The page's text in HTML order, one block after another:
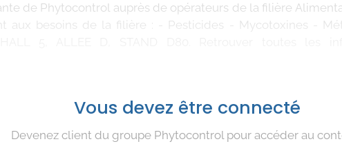
de Phytocontrol auprès de opérateurs de la filière
aux besoins de la filière : - Pesticides - Mycotoxines -
Vous devez être connecté
Devenez client du groupe Phytocontrol pour accéder au